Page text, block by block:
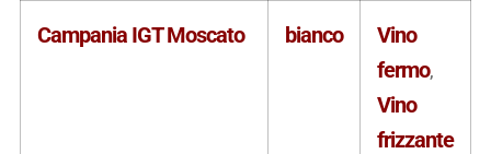
Campania IGT Moscato bianco
Vino
fermo,
Vino
frizzante